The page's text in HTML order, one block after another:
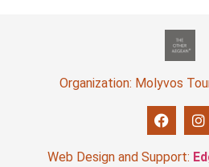
Organization: Molyvos
Web Design and Support: